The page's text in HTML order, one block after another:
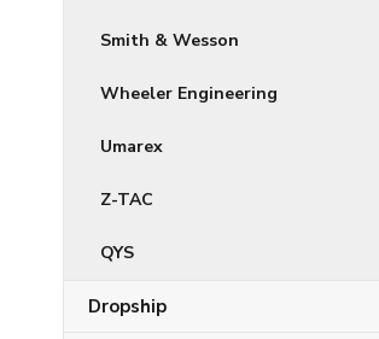
Smith & Wesson
Wheeler Engineering
Umarex
Z-TAC
QYS
Dropship